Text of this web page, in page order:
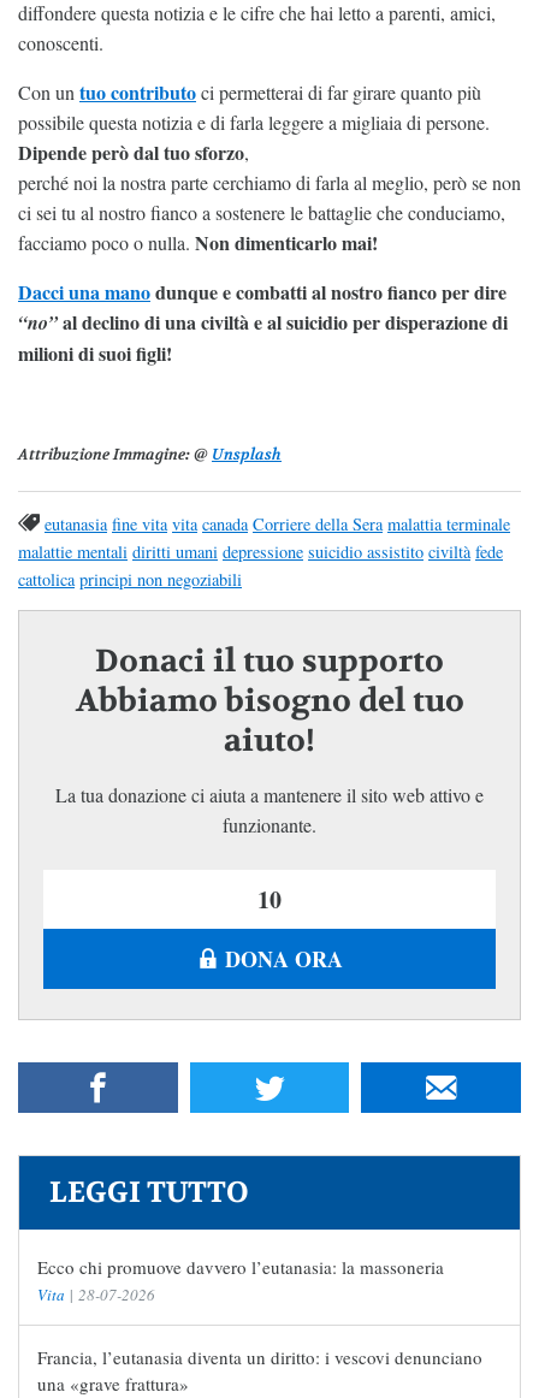
diffondere questa notizia e le cifre che hai letto a parenti, amici,
conoscenti.
Con un tuo contributoci permetterai di far girare quanto più
possibile questa notizia e di farla leggere a migliaia di persone.
Dipende però dal tuo sforzo,
perché noi la nostra parte cerchiamo di farla al meglio, però se non
ci sei tu al nostro fianco a sostenere le battaglie che conduciamo,
facciamo poco o nulla. Non dimenticarlo mai!
Dacci una manodunque e combatti al nostro fianco per dire
“no”al declino di una civiltà e al suicidio per disperazione di
milioni di suoi figli!
Attribuzione Immagine:@ Unsplash
eutanasia fine vita vita canada Corriere della Sera malattia terminale
malattie mentali diritti umani depressione suicidio assistito civiltà fede
cattolica principi non negoziabili
Donaci il tuo supporto
Abbiamo bisogno del tuo
aiuto!
La tua donazione ci aiuta a mantenere il sito web attivo e
funzionante.
DONA ORA
LEGGI TUTTO
Ecco chi promuove davvero l’eutanasia: la massoneria
Vita | 28-07-2026
Francia, l’eutanasia diventa un diritto: i vescovi denunciano
una «grave frattura»